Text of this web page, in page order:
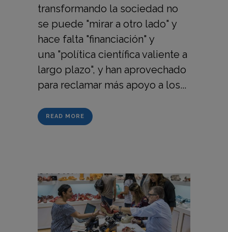
transformando la sociedad no
se puede "mirar a otro lado" y
hace falta "financiación" y
una "política científica valiente a
largo plazo", y han aprovechado
para reclamar más apoyo a los...
READ MORE